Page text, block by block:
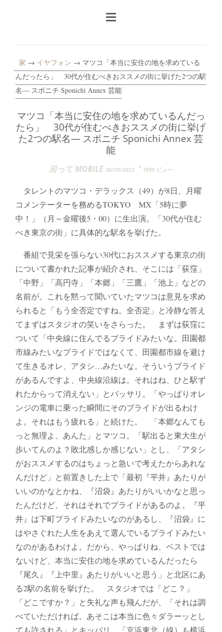
家 → イヤフォン → マツコ「本当に安住の地を求めている
んだったら」 30代が住むべきおススメの街に挙げた2つの駅
名― スポニチ Sponichi Annex 芸能
マツコ「本当に安住の地を求めているんだっ
たら」 30代が住むべきおススメの街に挙げ
た2つの駅名― スポニチ Sponichi Annex 芸
能
沿って MOBILE 30/03/2022 1599 ビュー
タレントのマツコ・デラックス（49）が8日、月曜
コメンテーターを務めるTOKYO MX「5時に夢
中！」（月～金曜後5・00）に生出演。「30代が住む
べき東京の街」に具体的な駅名を挙げた。
番組で見栄を張らない30代におススメする東京の街
について書かれた記事が紹介され、そこには「荻窪」
「中野」「高円寺」「本郷」「三鷹」「池上」などの
名前が。これを黙って聞いていたマツコは意見を求め
られると「もう全否定ですね。全否定」と冷静な答え
てまずはスタジオの笑いをさらった。 まずは荻窪に
ついて「中央線に住んでるプライドみたいな。田園都
市線みたいなプライドではなくて、田園都市線を避け
て生きるオレ、アタシ…みたいな。そういうプライド
があるんですよ、中央線沿線は。それはね、ひと駅ず
れたからって消えない」とバッサリ。「やっぱりオレ
ンジの電車に乗った瞬間にそのプライドが出るわけ
よ。それはもう疲れる」と続けた。 「本郷なんても
っと無理よ、あんた」とマツコ。「駅出ると東大生が
歩いてんのよ？敗北感しか感じない」とし、「アタシ
がおススメするのはちょっと急いで考えたからあれな
んだけど」と前置きした上で「最初『平井』あたりが
いいのかなとかね、『沼袋』あたりがいいかなと思っ
たんだけど、それはそれでプライドがあるのよ。『平
井』は下町プライドみたいなのがあるし、『沼袋』に
はやさぐれた人生をあえて選んでいるプライドみたい
なのがあるわけよ。だから、やっぱりね、ベストでは
ないけど、本当に安住の地を求めているんだったら
『尾久』『上中里』あたりがいいと思う」と北区にあ
る2駅の名前を挙げた。 スタジオでは「どこ？」
「どこですか？」と失礼な声も飛んだが、「それは調
べていただければ。あそこは本当に色々ダラーッとし